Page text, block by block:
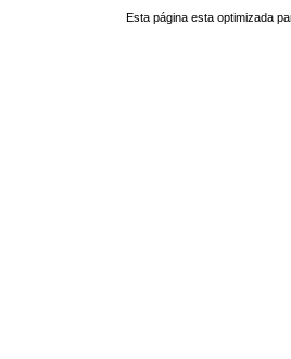
Esta página esta optimizada